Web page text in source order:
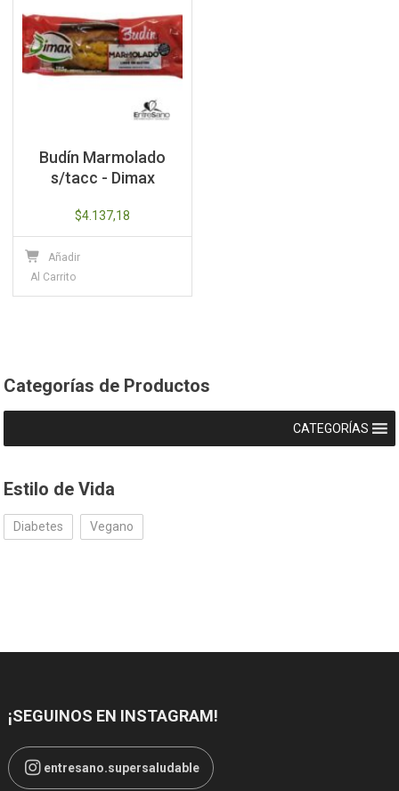
Budín Marmolado
s/tacc - Dimax
$4.137,18
Añadir
Al Carrito
Categorías de Productos
CATEGORÍAS
Estilo de Vida
Diabetes Vegano
¡SEGUINOS EN INSTAGRAM!
entresano.supersaludable